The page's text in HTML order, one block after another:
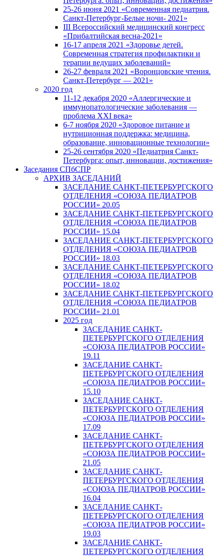
25-26 июня 2021 «Современная педиатрия.
Санкт-Петербург-Белые ночи- 2021»
III Всероссийский медицинский конгресс
«Прибалтийская весна-2021»
16-17 апреля 2021 «Здоровье детей.
Современная стратегия профилактики и
терапии ведущих заболеваний»
26-27 февраля 2021 «Воронцовские чтения.
Санкт-Петербург — 2021»
2020 год
11-12 декабря 2020 «Аллергические и
иммунопатологические заболевания —
проблема XXI века»
6-7 ноября 2020 «Здоровое питание и
нутриционная поддержка: медицина,
образование, инновационные технологии»
25-26 сентября 2020 «Педиатрия Санкт-
Петербурга: опыт, инновации, достижения»
Заседания СПбСПР
АРХИВ ЗАСЕДАНИЙ
ЗАСЕДАНИЕ САНКТ-ПЕТЕРБУРГСКОГО
ОТДЕЛЕНИЯ «СОЮЗА ПЕДИАТРОВ
РОССИИ» 20.05
ЗАСЕДАНИЕ САНКТ-ПЕТЕРБУРГСКОГО
ОТДЕЛЕНИЯ «СОЮЗА ПЕДИАТРОВ
РОССИИ» 15.04
ЗАСЕДАНИЕ САНКТ-ПЕТЕРБУРГСКОГО
ОТДЕЛЕНИЯ «СОЮЗА ПЕДИАТРОВ
РОССИИ» 18.03
ЗАСЕДАНИЕ САНКТ-ПЕТЕРБУРГСКОГО
ОТДЕЛЕНИЯ «СОЮЗА ПЕДИАТРОВ
РОССИИ» 18.02
ЗАСЕДАНИЕ САНКТ-ПЕТЕРБУРГСКОГО
ОТДЕЛЕНИЯ «СОЮЗА ПЕДИАТРОВ
РОССИИ» 21.01
2025 год
ЗАСЕДАНИЕ САНКТ-
ПЕТЕРБУРГСКОГО ОТДЕЛЕНИЯ
«СОЮЗА ПЕДИАТРОВ РОССИИ»
19.11
ЗАСЕДАНИЕ САНКТ-
ПЕТЕРБУРГСКОГО ОТДЕЛЕНИЯ
«СОЮЗА ПЕДИАТРОВ РОССИИ»
15.10
ЗАСЕДАНИЕ САНКТ-
ПЕТЕРБУРГСКОГО ОТДЕЛЕНИЯ
«СОЮЗА ПЕДИАТРОВ РОССИИ»
17.09
ЗАСЕДАНИЕ САНКТ-
ПЕТЕРБУРГСКОГО ОТДЕЛЕНИЯ
«СОЮЗА ПЕДИАТРОВ РОССИИ»
21.05
ЗАСЕДАНИЕ САНКТ-
ПЕТЕРБУРГСКОГО ОТДЕЛЕНИЯ
«СОЮЗА ПЕДИАТРОВ РОССИИ»
16.04
ЗАСЕДАНИЕ САНКТ-
ПЕТЕРБУРГСКОГО ОТДЕЛЕНИЯ
«СОЮЗА ПЕДИАТРОВ РОССИИ»
19.03
ЗАСЕДАНИЕ САНКТ-
ПЕТЕРБУРГСКОГО ОТДЕЛЕНИЯ